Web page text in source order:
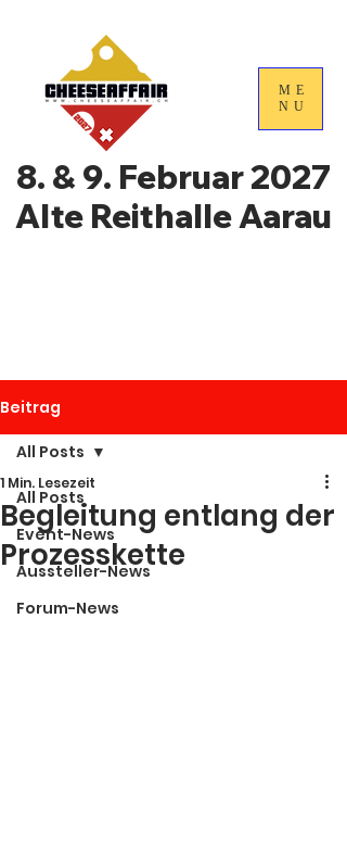
ME
NU
8. & 9. Februar 2027
Alte Reithalle Aarau
Beitrag
All Posts
Event-News
Aussteller-News
Forum-News
All Posts
Begleitung entlang der
Prozesskette
1 Min. Lesezeit